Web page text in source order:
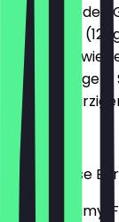
Komm auf
Rindfleisch
würzigen
und
und mit
€6.99
Chili Cheese